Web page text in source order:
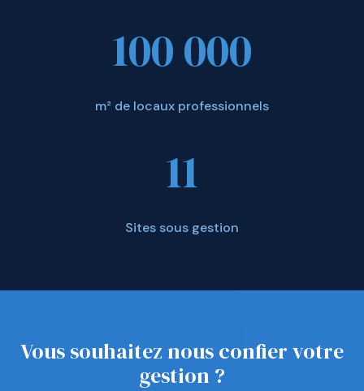
100 000
m² de locaux professionnels
11
Sites sous gestion
Vous souhaitez nous confier votre
gestion ?